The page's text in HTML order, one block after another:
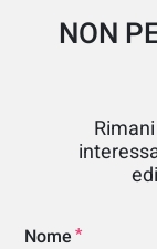
NON
Nome